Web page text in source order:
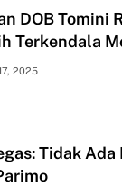
DOB Tomini
Terkendala
2025
Tidak